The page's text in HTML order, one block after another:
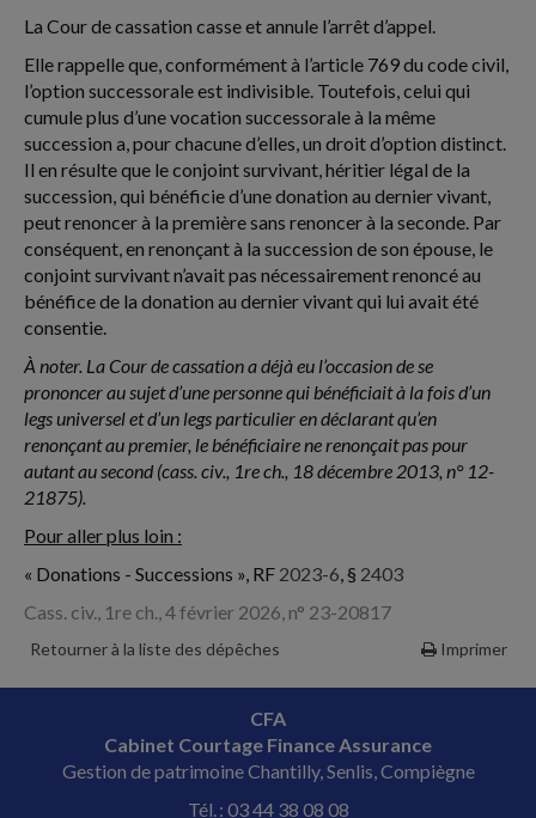
La Cour de cassation casse et annule l’arrêt d’appel.
Elle rappelle que, conformément à l’article 769 du code civil,
l’option successorale est indivisible. Toutefois, celui qui
cumule plus d’une vocation successorale à la même
succession a, pour chacune d’elles, un droit d’option distinct.
Il en résulte que le conjoint survivant, héritier légal de la
succession, qui bénéficie d’une donation au dernier vivant,
peut renoncer à la première sans renoncer à la seconde. Par
conséquent, en renonçant à la succession de son épouse, le
conjoint survivant n’avait pas nécessairement renoncé au
bénéfice de la donation au dernier vivant qui lui avait été
consentie.
À noter. La Cour de cassation a déjà eu l’occasion de se
prononcer au sujet d’une personne qui bénéficiait à la fois d’un
legs universel et d’un legs particulier en déclarant qu’en
renonçant au premier, le bénéficiaire ne renonçait pas pour
autant au second (cass. civ., 1re ch., 18 décembre 2013, n° 12-
21875).
Pour aller plus loin :
« Donations - Successions », RF 2023-6, § 2403
Cass. civ., 1re ch., 4 février 2026, n° 23-20817
Retourner à la liste des dépêches Imprimer
CFA
Cabinet Courtage Finance Assurance
Gestion de patrimoine Chantilly, Senlis, Compiègne
Tél. : 03 44 38 08 08